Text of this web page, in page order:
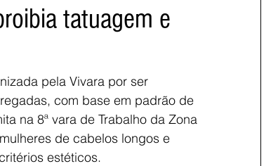
tatuagem e
pela Vivara por ser
com base em padrão de
na 8ª vara de Trabalho da Zona
de cabelos longos e
estéticos.